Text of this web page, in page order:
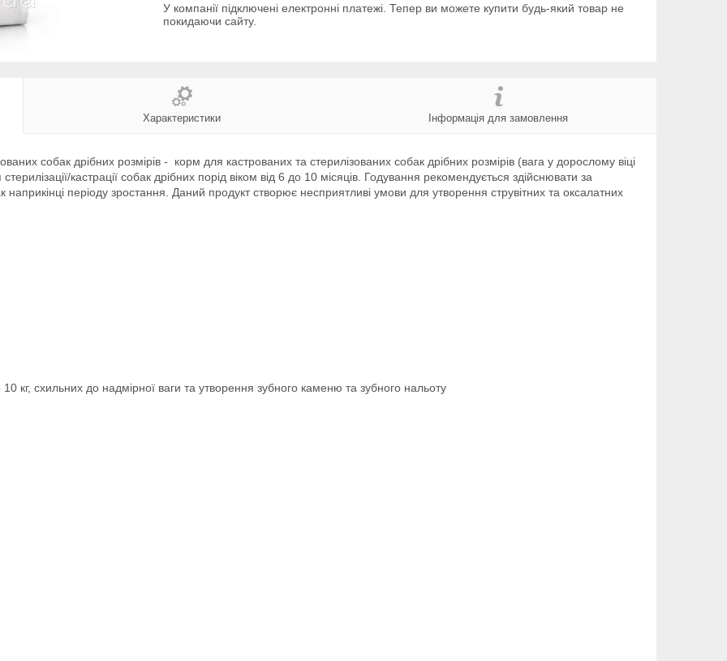
У компанії підключені електронні платежі. Тепер ви можете купити будь-який товар не
покидаючи сайту.
Характеристики Інформація для замовлення
собак дрібних розмірів - корм для кастрованих та стерилізованих собак дрібних розмірів (вага у дорослому віці
кастрації собак дрібних порід віком від 6 до 10 місяців. Годування рекомендується здійснювати за
періоду зростання. Даний продукт створює несприятливі умови для утворення струвітних та оксалатних
кг, схильних до надмірної ваги та утворення зубного каменю та зубного нальоту